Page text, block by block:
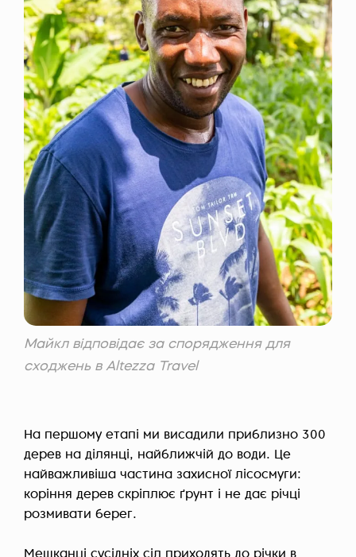
Майкл відповідає за спорядження для
сходжень в Altezza Travel
На першому етапі ми висадили приблизно 300
дерев на ділянці, найближчій до води. Це
найважливіша частина захисної лісосмуги:
коріння дерев скріплює ґрунт і не дає річці
розмивати берег.